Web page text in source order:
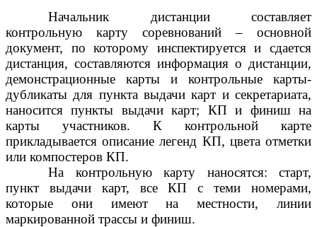
Начальник дистанции составляет
контрольную карту соревнований – основной
документ, по которому инспектируется и сдается
дистанция, составляются информация о дистанции,
демонстрационные карты и контрольные карты-
дубликаты для пункта выдачи карт и секретариата,
наносится пункты выдачи карт; КП и финиш на
карты участников. К контрольной карте
прикладывается описание легенд КП, цвета отметки
или компостеров КП.
На контрольную карту наносятся: старт,
пункт выдачи карт, все КП с теми номерами,
которые они имеют на местности, линии
маркированной трассы и финиш.